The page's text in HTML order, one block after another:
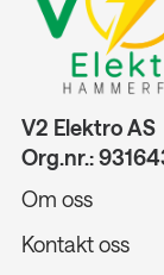
V2 Elektro AS
Org.nr.:
Om oss
Kontakt oss